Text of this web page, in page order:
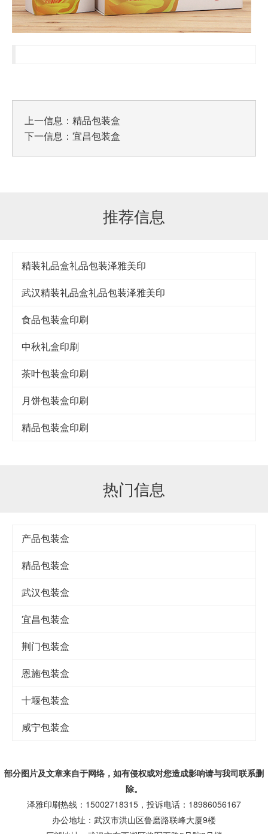
上一信息： 精品包装盒
下一信息： 宜昌包装盒
推荐信息
精装礼品盒礼品包装泽雅美印
武汉精装礼品盒礼品包装泽雅美印
食品包装盒印刷
中秋礼盒印刷
茶叶包装盒印刷
月饼包装盒印刷
精品包装盒印刷
热门信息
产品包装盒
精品包装盒
武汉包装盒
宜昌包装盒
荆门包装盒
恩施包装盒
十堰包装盒
咸宁包装盒
部分图片及文章来自于网络，如有侵权或对您造成影响请与我司联系删
除。
泽雅印刷热线：15002718315，投诉电话：18986056167
办公地址：武汉市洪山区鲁磨路联峰大厦9楼